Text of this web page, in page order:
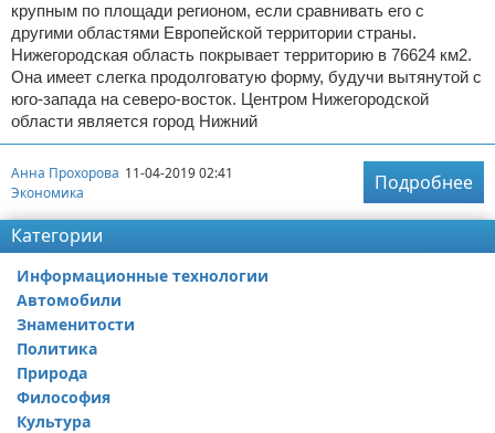
крупным по площади регионом, если сравнивать его с
другими областями Европейской территории страны.
Нижегородская область покрывает территорию в 76624 км2.
Она имеет слегка продолговатую форму, будучи вытянутой с
юго-запада на северо-восток. Центром Нижегородской
области является город Нижний
Анна Прохорова 11-04-2019 02:41
Экономика
Подробнее
Категории
Информационные технологии
Автомобили
Знаменитости
Политика
Природа
Философия
Культура